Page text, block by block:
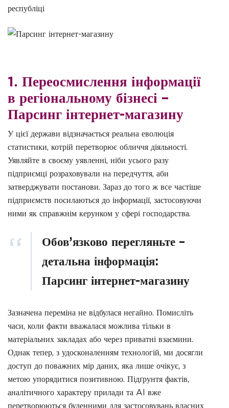
республіці
1. Переосмислення інформації
в регіональному бізнесі –
Парсинг інтернет-магазину
У цієї держави відзначається реальна еволюція
статистики, котрій перетворює обличчя діяльності.
Уявляйте в своєму уявленні, ніби усього разу
підприємці розраховували на передчуття, аби
затверджувати постанови. Зараз до того ж все частіше
підприємств посилаються до інформації, застосовуючи
ними як справжнім керунком у сфері господарства.
Обов’язково перегляньте –
детальна інформація:
Парсинг інтернет-магазину
Зазначена переміна не відбулася негайно. Помисліть
часи, коли факти вважалася можлива тільки в
матеріальних закладах або через приватні взаємини.
Однак тепер, з удосконаленням технологій, ми досягли
доступ до поважних мір даних, яка лише очікує, з
метою упорядитися позитивною. Підґрунтя фактів,
аналітичного характеру прилади та AI вже
перетворюються буденними для застосовувань власних